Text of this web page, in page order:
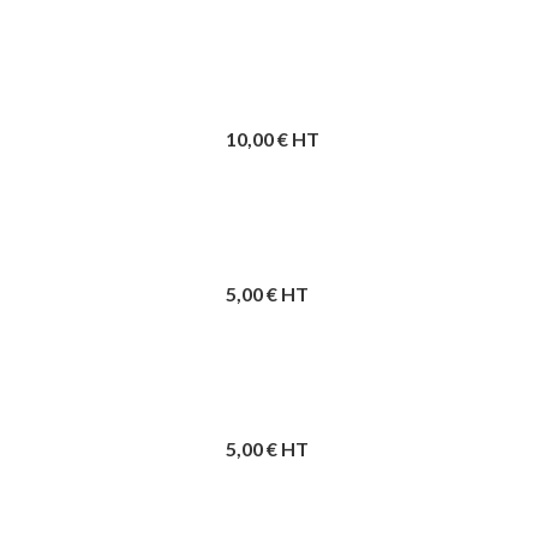
10,00€ HT
5,00€ HT
5,00€ HT